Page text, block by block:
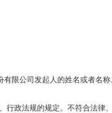
有限公司发起人的姓名或者名
行政法规的规定。不符合法律